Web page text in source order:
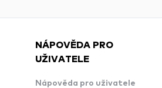
NÁPOVĚDA PRO
UŽIVATELE
Nápověda pro uživatele